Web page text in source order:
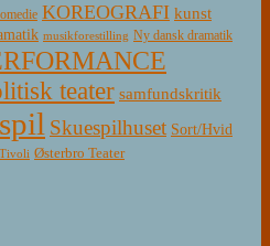
KOREOGRAFI kunst
musikforestilling Ny dansk dramatik
teater samfundskritik
Skuespilhuset Sort/Hvid
Tivoli Østerbro Teater